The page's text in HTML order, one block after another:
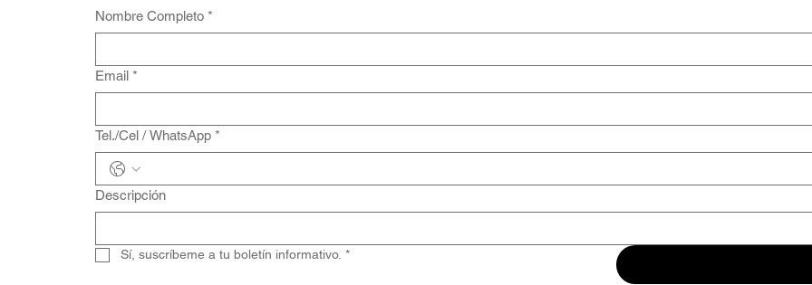
Nombre Completo *
Email *
Tel./Cel / WhatsApp *
Descripción
Sí, suscríbeme a tu boletín informativo. *